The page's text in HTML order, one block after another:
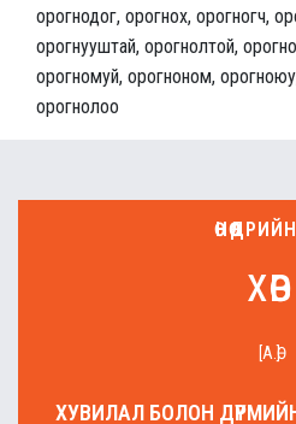
орогнодог, орогнох, орогногч,
орогнууштай, орогнолтой,
орогномуй, орогноном,
орогнолоо
хөв
[А.Ө]
ХУВИЛАЛ БОЛОН